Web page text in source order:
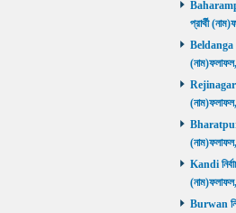
প্রার্থী
Beldanga
Rejinagar
Bharatpur
Kandi
Burwan